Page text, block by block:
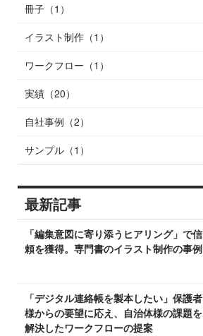
冊子（1）
イラスト制作（1）
ワークフロー（1）
実績（20）
自社事例（2）
サンプル（1）
最新記事
「編集意図に寄り添うヒアリング」で信
頼を獲得。専門書のイラスト制作の事例
「デジタル連絡帳を製本したい」保護者
様からの要望に応え、自治体様の課題を
解決したワークフローの提案